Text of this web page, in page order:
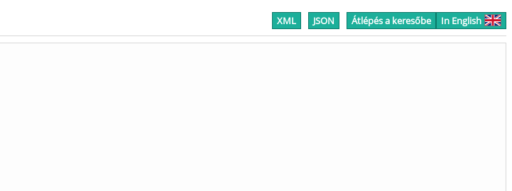
XML JSON Átlépés a keresőbe In English